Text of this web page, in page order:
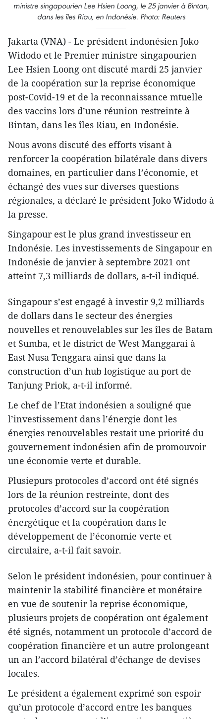
ministre singapourien Lee Hsien Loong, le 25 janvier à Bintan,
dans les îles Riau, en Indonésie. Photo: Reuters
Jakarta (VNA) - Le président indonésien Joko
Widodo et le Premier ministre singapourien
Lee Hsien Loong ont discuté mardi 25 janvier
de la coopération sur la reprise économique
post-Covid-19 et de la reconnaissance mtuelle
des vaccins lors d’une réunion restreinte à
Bintan, dans les îles Riau, en Indonésie.
Nous avons discuté des efforts visant à
renforcer la coopération bilatérale dans divers
domaines, en particulier dans l’économie, et
échangé des vues sur diverses questions
régionales, a déclaré le président Joko Widodo à
la presse.
Singapour est le plus grand investisseur en
Indonésie. Les investissements de Singapour en
Indonésie de janvier à septembre 2021 ont
atteint 7,3 milliards de dollars, a-t-il indiqué.
Singapour s’est engagé à investir 9,2 milliards
de dollars dans le secteur des énergies
nouvelles et renouvelables sur les îles de Batam
et Sumba, et le district de West Manggarai à
East Nusa Tenggara ainsi que dans la
construction d’un hub logistique au port de
Tanjung Priok, a-t-il informé.
Le chef de l’Etat indonésien a souligné que
l’investissement dans l’énergie dont les
énergies renouvelables restait une priorité du
gouvernement indonésien afin de promouvoir
une économie verte et durable.
Plusiepurs protocoles d’accord ont été signés
lors de la réunion restreinte, dont des
protocoles d’accord sur la coopération
énergétique et la coopération dans le
développement de l’économie verte et
circulaire, a-t-il fait savoir.
Selon le président indonésien, pour continuer à
maintenir la stabilité financière et monétaire
en vue de soutenir la reprise économique,
plusieurs projets de coopération ont également
été signés, notamment un protocole d’accord de
coopération financière et un autre prolongeant
un an l’accord bilatéral d’échange de devises
locales.
Le président a également exprimé son espoir
qu’un protocole d’accord entre les banques